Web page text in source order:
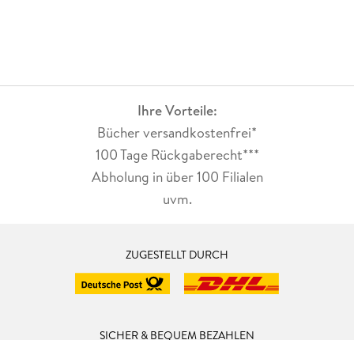
Ihre Vorteile:
Bücher versandkostenfrei*
100 Tage Rückgaberecht***
Abholung in über 100 Filialen
uvm.
ZUGESTELLT DURCH
SICHER & BEQUEM BEZAHLEN